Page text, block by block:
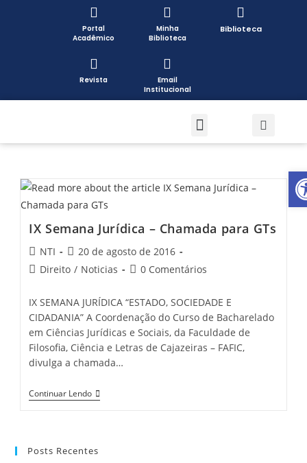
Portal
Acadêmico
Minha
Biblioteca
Biblioteca
Revista
Email
Institucional
IX Semana Jurídica – Chamada para GTs
NTI
20 de agosto de 2016
Direito / Noticias 0 Comentários
IX SEMANA JURÍDICA “ESTADO, SOCIEDADE E
CIDADANIA” A Coordenação do Curso de Bacharelado
em Ciências Jurídicas e Sociais, da Faculdade de
Filosofia, Ciência e Letras de Cajazeiras – FAFIC,
divulga a chamada…
Continuar Lendo
Posts Recentes
Open toolbar